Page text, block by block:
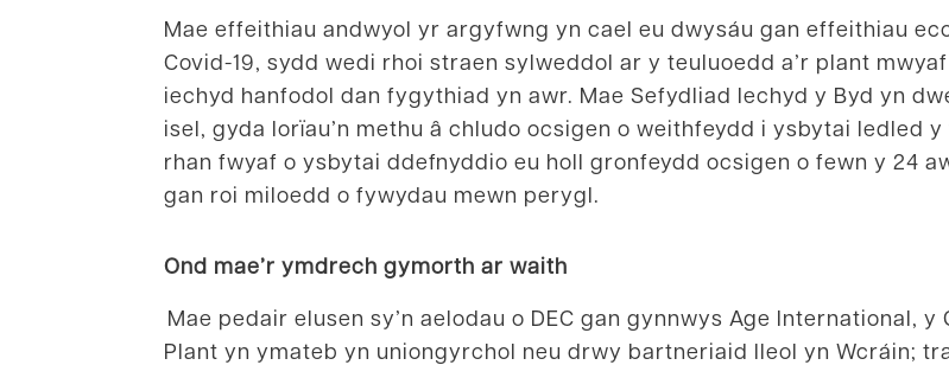
Mae effeithiau andwyol yr argyfwng yn cael eu dwysáu gan effeithiau
Covid-19, sydd wedi rhoi straen sylweddol ar y teuluoedd a’r plant
iechyd hanfodol dan fygythiad yn awr. Mae Sefydliad Iechyd y Byd yn
isel, gyda lorïau’n methu â chludo ocsigen o weithfeydd i ysbytai ledled
rhan fwyaf o ysbytai ddefnyddio eu holl gronfeydd ocsigen o fewn y 24
gan roi miloedd o fywydau mewn perygl.
Ond mae’r ymdrech gymorth ar waith
Mae pedair elusen sy’n aelodau o DEC gan gynnwys Age International,
Plant yn ymateb yn uniongyrchol neu drwy bartneriaid lleol yn Wcráin;